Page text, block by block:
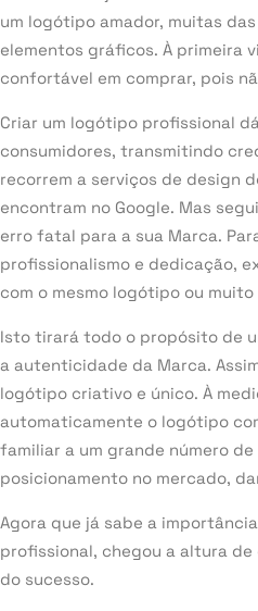
um logótipo amador, muitas
elementos gráficos. À primeira
confortável em comprar, pois
Criar um logótipo profissional
consumidores, transmitindo
recorrem a serviços de design
encontram no Google. Mas
erro fatal para a sua Marca.
profissionalismo e dedicação,
com o mesmo logótipo ou
Isto tirará todo o propósito de
a autenticidade da Marca.
logótipo criativo e único. À
automaticamente o logótipo
familiar a um grande número
posicionamento no mercado,
Agora que já sabe a
profissional, chegou a altura
do sucesso.